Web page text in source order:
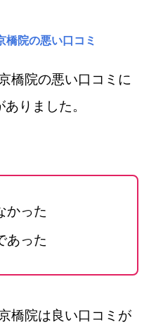
橋院​の悪い口コミ
橋院​の悪い口コミに
りました。
かった
あった
橋院は良い口コミが